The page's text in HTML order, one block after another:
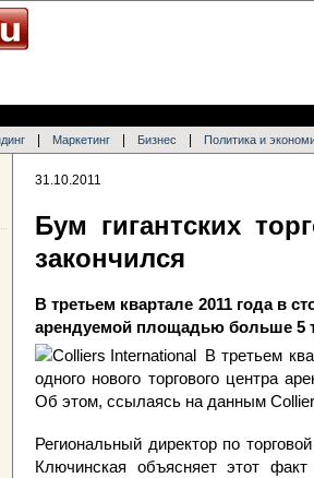
Маркетинг Бизнес Политика и
31.10.2011
Бум гигантских
закончился
В третьем квартале 2011 года в
арендуемой площадью больше 5
В третьем
одного нового торгового центра
Об этом, ссылаясь на данным
Региональный директор по
Ключинская объясняет этот